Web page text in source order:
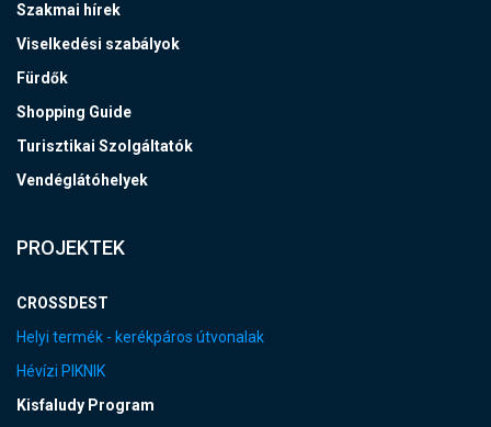
Szakmai hírek
Viselkedési szabályok
Fürdők
Shopping Guide
Turisztikai Szolgáltatók
Vendéglátóhelyek
PROJEKTEK
CROSSDEST
Helyi termék - kerékpáros útvonalak
Hévízi PIKNIK
Kisfaludy Program